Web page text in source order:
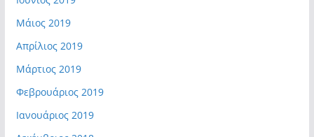
Μάιος 2019
Απρίλιος 2019
Μάρτιος 2019
Φεβρουάριος 2019
Ιανουάριος 2019